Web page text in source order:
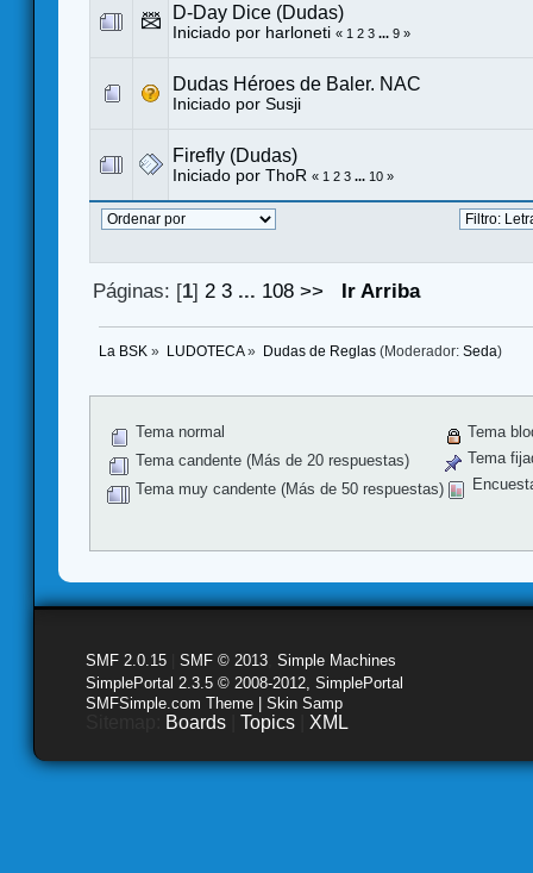
D-Day Dice (Dudas)
Iniciado por harloneti « 1 2 3 ... 9 »
Dudas Héroes de Baler. NAC
Iniciado por Susji
Firefly (Dudas)
Iniciado por ThoR « 1 2 3 ... 10 »
Páginas: [1] 2 3 ... 108 >> Ir Arriba
La BSK » LUDOTECA» Dudas de Reglas(Moderador: Seda)
Tema normal
Tema candente (Más de 20 respuestas)
Tema muy candente (Más de 50 respuestas)
Tema
Tema
SMF 2.0.15 SMF © 2013 Simple Machines
SimplePortal 2.3.5 © 2008-2012, SimplePortal
SMFSimple.com Theme | Skin Samp
Boards Topics XML